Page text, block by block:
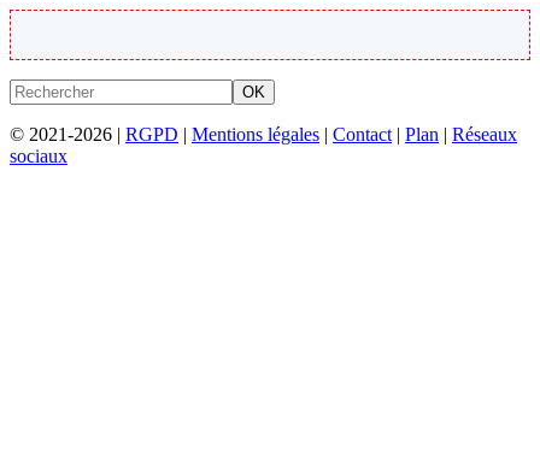
OK
© 2021-2026 | RGPD | Mentions légales | Contact | Plan | Réseaux
sociaux